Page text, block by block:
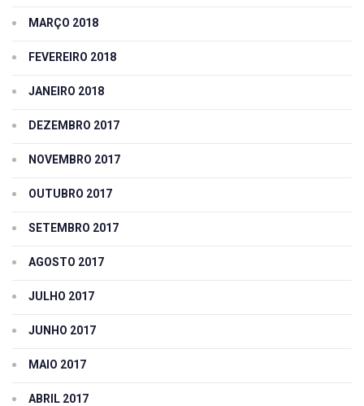
MARÇO 2018
FEVEREIRO 2018
JANEIRO 2018
DEZEMBRO 2017
NOVEMBRO 2017
OUTUBRO 2017
SETEMBRO 2017
AGOSTO 2017
JULHO 2017
JUNHO 2017
MAIO 2017
ABRIL 2017